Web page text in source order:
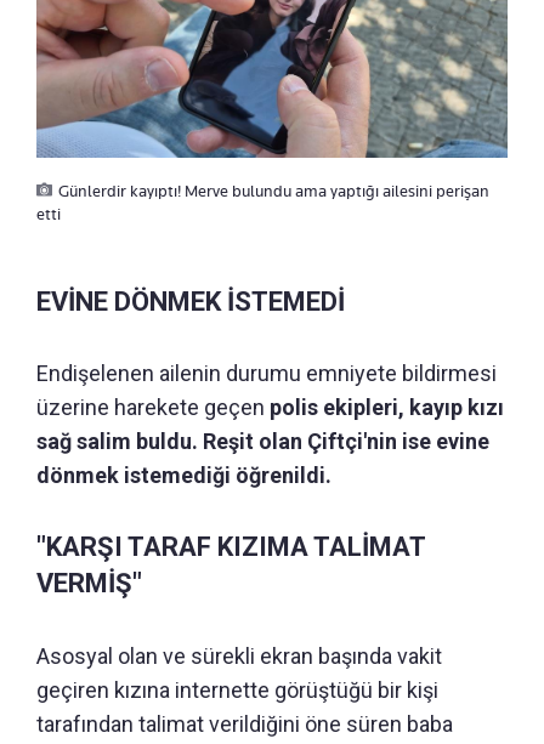
Günlerdir kayıptı! Merve bulundu ama yaptığı ailesini perişan
etti
EVİNE DÖNMEK İSTEMEDİ
Endişelenen ailenin durumu emniyete bildirmesi
üzerine harekete geçen polis ekipleri, kayıp kızı
sağ salim buldu. Reşit olan Çiftçi'nin ise evine
dönmek istemediği öğrenildi.
"KARŞI TARAF KIZIMA TALİMAT
VERMİŞ"
Asosyal olan ve sürekli ekran başında vakit
geçiren kızına internette görüştüğü bir kişi
tarafından talimat verildiğini öne süren baba